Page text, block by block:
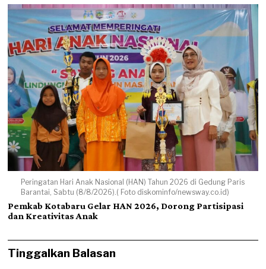
Peringatan Hari Anak Nasional (HAN) Tahun 2026 di Gedung Paris
Barantai, Sabtu (8/8/2026).( Foto diskominfo/newsway.co.id)
Pemkab Kotabaru Gelar HAN 2026, Dorong Partisipasi
dan Kreativitas Anak
Tinggalkan Balasan